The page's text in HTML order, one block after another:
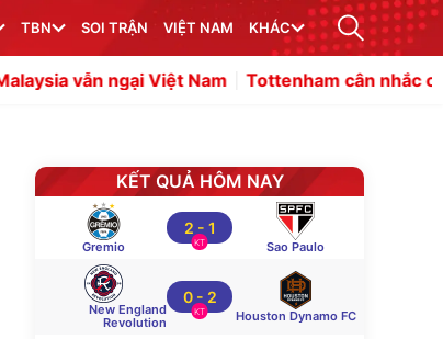
TBN SOI TRẬN VIỆT NAM KHÁC
ngại Việt Nam Tottenham cân nhắc chiêu mộ
KẾT QUẢ HÔM NAY
Gremio
2 - 1
KT Sao Paulo
New England
Revolution
0 - 2
KT Houston Dynamo FC